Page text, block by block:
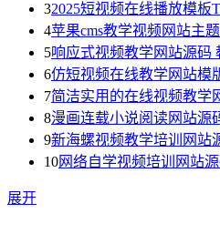
32025短视频在线播放模板
4苹果cms教学视频网站主
5响应式视频教学网站源码
6仿短视频在线教学网站模
7简洁实用的在线视频教学
8漫画连载小说阅读网站源
9新海螺视频教学培训网站
10网络自学视频培训网站
展开